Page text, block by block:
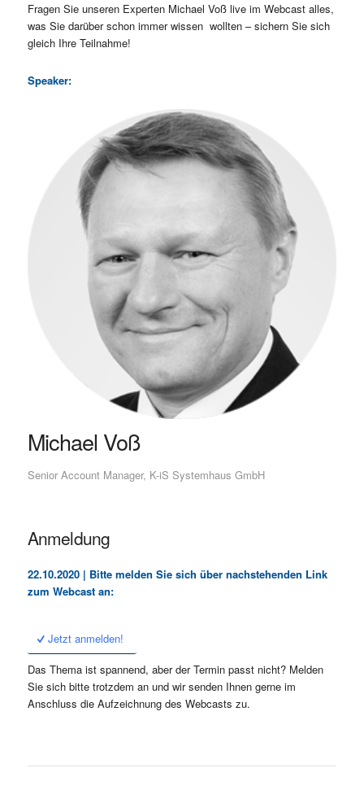
Fragen Sie unseren Experten Michael Voß live im Webcast alles,
was Sie darüber schon immer wissen wollten – sichern Sie sich
gleich Ihre Teilnahme!
Speaker:
Michael Voß
Senior Account Manager, K-iS Systemhaus GmbH
Anmeldung
22.10.2020 | Bitte melden Sie sich über nachstehenden Link
zum Webcast an:
Jetzt anmelden!
Das Thema ist spannend, aber der Termin passt nicht? Melden
Sie sich bitte trotzdem an und wir senden Ihnen gerne im
Anschluss die Aufzeichnung des Webcasts zu.